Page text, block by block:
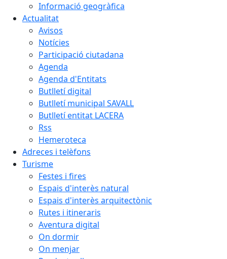
Informació geogràfica
Actualitat
Avisos
Notícies
Participació ciutadana
Agenda
Agenda d'Entitats
Butlletí digital
Butlletí municipal SAVALL
Butlletí entitat LACERA
Rss
Hemeroteca
Adreces i telèfons
Turisme
Festes i fires
Espais d'interès natural
Espais d'interès arquitectònic
Rutes i itineraris
Aventura digital
On dormir
On menjar